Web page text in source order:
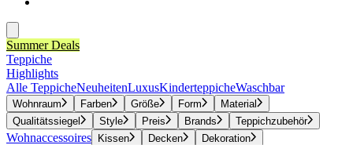
Summer Deals
Teppiche
Highlights
Alle TeppicheNeuheitenLuxusKinderteppicheWaschbar
Wohnraum Farben Größe Form
Material
Qualitätssiegel
Style Preis Brands Teppichzubehör
Wohnaccessoires Kissen Decken
Dekoration